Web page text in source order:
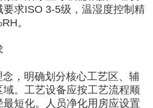
求ISO 3-5级，温湿度控制精
。
，明确划分核心工艺区、辅
。工艺设备应按工艺流程顺
短化。人员净化用房应设置